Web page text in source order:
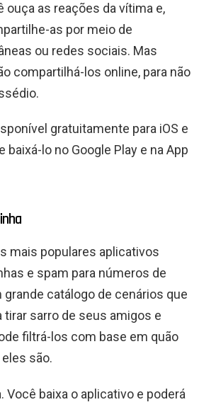
ouça as reações da vítima e,
as por meio de
ou redes sociais. Mas
compartilhá-los online, para não
gratuitamente para iOS e
baixá-lo no Google Play e na App
mais populares aplicativos
e spam para números de
catálogo de cenários que
tirar sarro de seus amigos e
filtrá-los com base em quão
são.
Você baixa o aplicativo e poderá